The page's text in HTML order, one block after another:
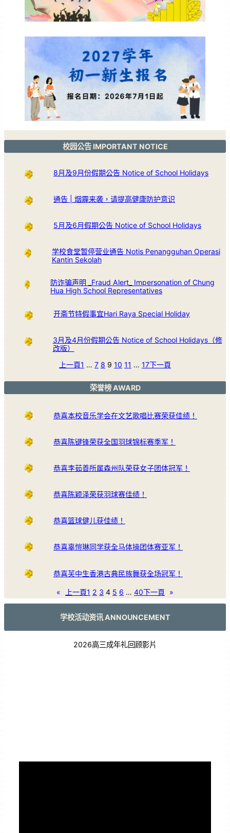
校园公告 IMPORTANT NOTICE
8月及9月份假期公告 Notice of School Holidays
通告 | 烟霾来袭，请提高健康防护意识
5月及6月假期公告 Notice of School Holidays
学校食堂暂停营业通告 Notis Penangguhan Operasi
Kantin Sekolah
防诈骗声明 _Fraud Alert_ Impersonation of Chung
Hua High School Representatives
开斋节特假事宜Hari Raya Special Holiday
3月及4月份假期公告 Notice of School Holidays（修
改版）
上一頁1 … 7 8 9 10 11 … 17下一頁
荣誉榜 AWARD
恭喜本校音乐学会在文艺歌唱比赛荣获佳绩！
恭喜陈键锋荣获全国羽球锦标赛季军！
恭喜李茹善所属森州队荣获女子团体冠军！
恭喜陈颖泽荣获羽球赛佳绩！
恭喜篮球健儿获佳绩！
恭喜辜愷琳同学获全马体操团体赛亚军！
恭喜芙中生香港古典民族舞获全场冠军！
« 上一頁1 2 3 4 5 6 … 40下一頁 »
学校活动资讯 ANNOUNCEMENT
2026高三成年礼回顾影片